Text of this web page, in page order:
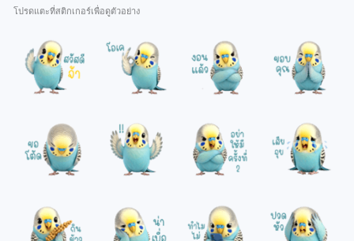
โปรดแตะที่สติกเกอร์เพื่อดูตัวอย่าง